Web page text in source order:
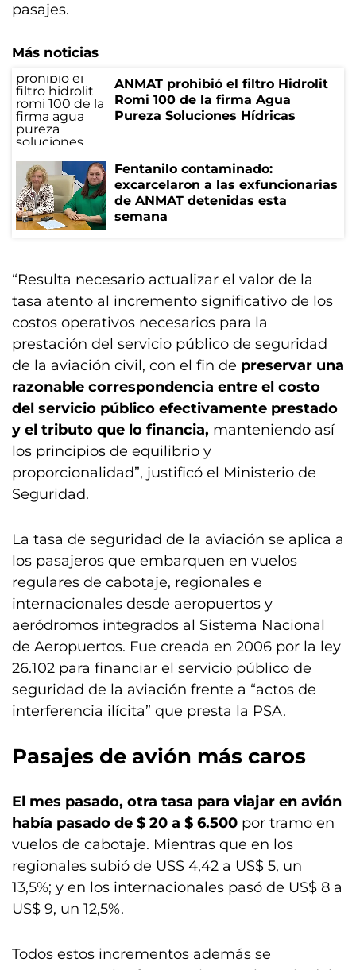
pasajes.
Más noticias
ANMAT prohibió el filtro Hidrolit
Romi 100 de la firma Agua
Pureza Soluciones Hídricas
Fentanilo contaminado:
excarcelaron a las exfuncionarias
de ANMAT detenidas esta
semana
“Resulta necesario actualizar el valor de la
tasa atento al incremento significativo de los
costos operativos necesarios para la
prestación del servicio público de seguridad
de la aviación civil, con el fin de preservar una
razonable correspondencia entre el costo
del servicio público efectivamente prestado
y el tributo que lo financia, manteniendo así
los principios de equilibrio y
proporcionalidad”, justificó el Ministerio de
Seguridad.
La tasa de seguridad de la aviación se aplica a
los pasajeros que embarquen en vuelos
regulares de cabotaje, regionales e
internacionales desde aeropuertos y
aeródromos integrados al Sistema Nacional
de Aeropuertos. Fue creada en 2006 por la ley
26.102 para financiar el servicio público de
seguridad de la aviación frente a “actos de
interferencia ilícita” que presta la PSA.
Pasajes de avión más caros
El mes pasado, otra tasa para viajar en avión
había pasado de $ 20 a $ 6.500 por tramo en
vuelos de cabotaje. Mientras que en los
regionales subió de US$ 4,42 a US$ 5, un
13,5%; y en los internacionales pasó de US$ 8 a
US$ 9, un 12,5%.
Todos estos incrementos además se